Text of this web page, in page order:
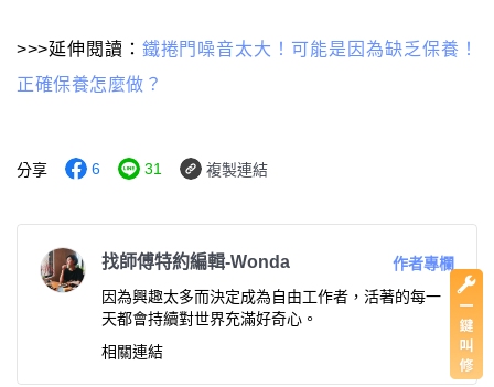
>>>延伸閱讀： 鐵捲門噪音太大！可能是因為缺乏保養！
正確保養怎麼做？
分享 6 31 複製連結
找師傅特約編輯-Wonda
作者專欄
因為興趣太多而決定成為自由工作者，活著的每一
天都會持續對世界充滿好奇心。
相關連結